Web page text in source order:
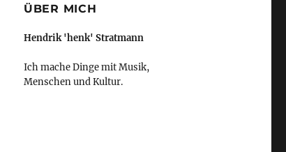
ÜBER MICH
Hendrik 'henk' Stratmann
Ich mache Dinge mit Musik,
Menschen und Kultur.